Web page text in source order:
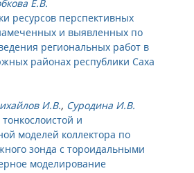
Е.В.
ресурсов перспективных
и выявленных по
региональных работ в
районах республики Саха
И.В., Суродина И.В.
и
моделей коллектора по
зонда с тороидальными
моделирование